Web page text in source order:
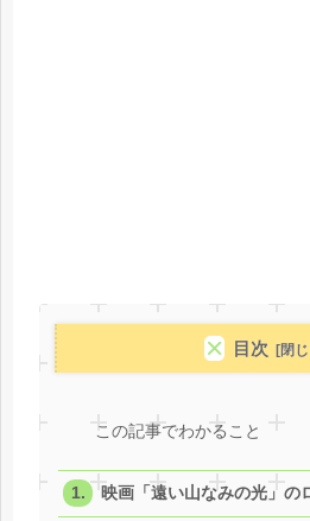
目次
この記事でわかること
映画「遠い山なみの光」の